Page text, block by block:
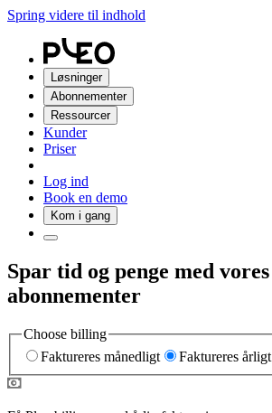
Spring videre til indhold
Løsninger
Abonnementer
Ressourcer
Kunder
Priser
Log ind
Book en demo
Kom i gang
Spar tid og penge med vores
abonnementer
Choose billing
Faktureres månedligt
Faktureres årligt